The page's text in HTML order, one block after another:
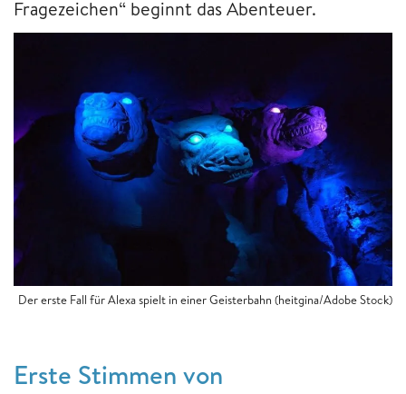
Fragezeichen“ beginnt das Abenteuer.
Der erste Fall für Alexa spielt in einer Geisterbahn (heitgina/Adobe Stock)
Erste Stimmen von